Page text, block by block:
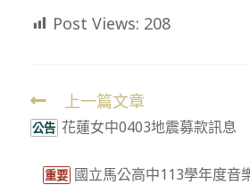
Post Views: 208
Read
more
上一篇文章
公告 花蓮女中0403地震募款訊息
重要 國立馬公高中113學年度音